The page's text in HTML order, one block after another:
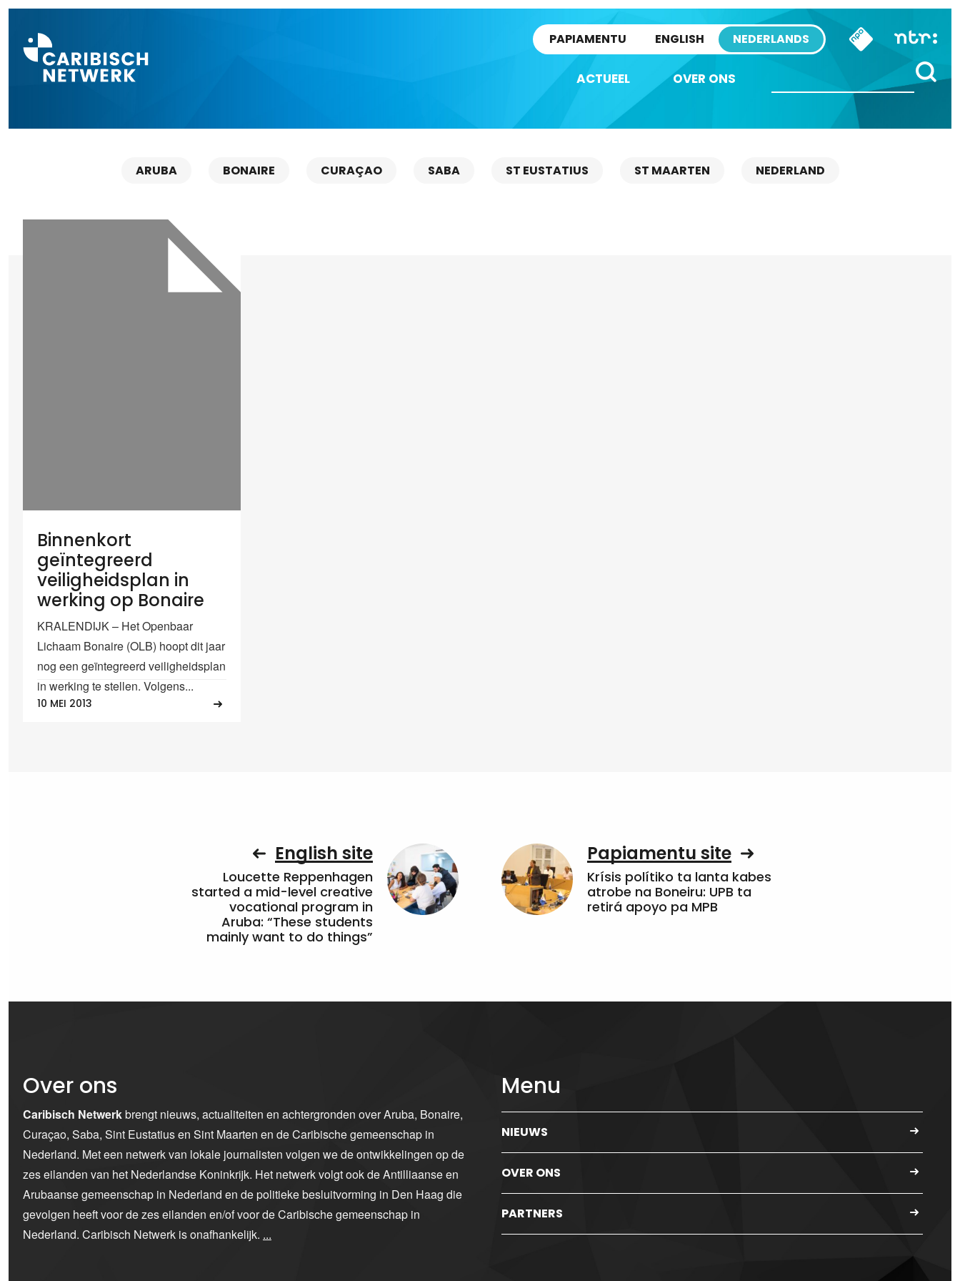
PAPIAMENTU ENGLISH NEDERLANDS
ACTUEEL OVER ONS
ARUBA BONAIRE CURAÇAO SABA ST EUSTATIUS ST MAARTEN NEDERLAND
Binnenkort
geïntegreerd
veiligheidsplan in
werking op Bonaire
KRALENDIJK – Het Openbaar
Lichaam Bonaire (OLB) hoopt dit jaar
nog een geïntegreerd veiligheidsplan
in werking te stellen. Volgens...
10 MEI 2013
English site
Loucette Reppenhagen
started a mid-level creative
vocational program in
Aruba: “These students
mainly want to do things”
Papiamentu site
Krísis polítiko ta lanta kabes
atrobe na Boneiru: UPB ta
retirá apoyo pa MPB
Over ons
Caribisch Netwerkbrengt nieuws, actualiteiten en achtergronden over Aruba, Bonaire,
Curaçao, Saba, Sint Eustatius en Sint Maarten en de Caribische gemeenschap in
Nederland. Met een netwerk van lokale journalisten volgen we de ontwikkelingen op de
zes eilanden van het Nederlandse Koninkrijk. Het netwerk volgt ook de Antilliaanse en
Arubaanse gemeenschap in Nederland en de politieke besluitvorming in Den Haag die
gevolgen heeft voor de zes eilanden en/of voor de Caribische gemeenschap in
Nederland. Caribisch Netwerk is onafhankelijk. ...
Menu
NIEUWS
OVER ONS
PARTNERS